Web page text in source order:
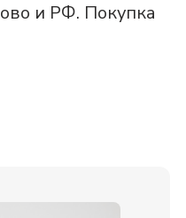
и РФ. Покупка